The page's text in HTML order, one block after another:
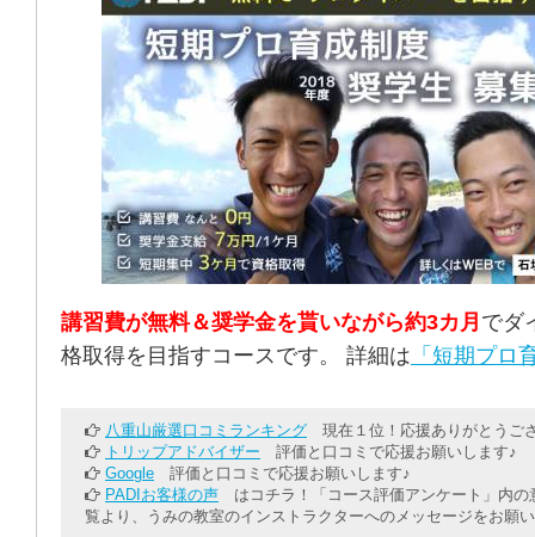
講習費が無料＆奨学金を貰いながら約3カ月 でダ
格取得を目指すコースです。 詳細は 「短期プロ
八重山厳選口コミランキング 現在１位！応援ありがとうご
トリップアドバイザー 評価と口コミで応援お願いします♪
Google 評価と口コミで応援お願いします♪
PADIお客様の声 はコチラ！「コース評価アンケート」内の
覧より、うみの教室のインストラクターへのメッセージをお願